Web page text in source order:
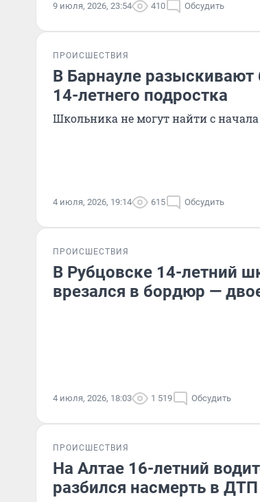
9 июля, 2026, 23:54 410 Обсудить
ПРОИСШЕСТВИЯ
В Барнауле разыскивают
14-летнего подростка
Школьника не могут найти с
4 июля, 2026, 19:14 615 Обсудить
ПРОИСШЕСТВИЯ
В Рубцовске 14-летний
врезался в бордюр —
4 июля, 2026, 18:03 1 519 Обсудить
ПРОИСШЕСТВИЯ
На Алтае 16-летний
разбился насмерть в